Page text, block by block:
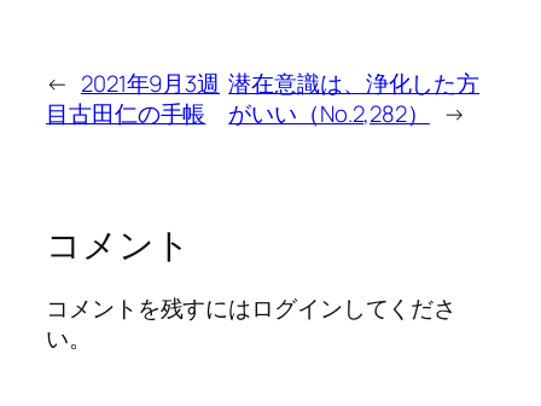
← 2021年9月3週
目古田仁の手帳
潜在意識は、浄化した方
がいい（No.2,282）
→
コメント
コメントを残すにはログインしてくださ
い。